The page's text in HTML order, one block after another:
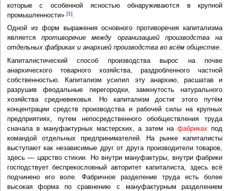
которые с особенной ясностью обнаруживаются в крупной
промышленности» [1].
Одной из форм выражения основного противоречия капитализма
являетсяпротиворечие между организацией производства на
отдельных фабриках и анархией производства во всём обществе.
Капиталистический способ производства вырос на почве
анархического товарного хозяйства, раздробленного частной
собственностью. Капитализм усилил эту анархию, расшатав и
разрушив феодальные перегородки, замкнутость натурального
хозяйства средневековья. Но капитализм достиг этого путём
концентрации средств производства и рабочей силы на крупных
предприятиях, путем непосредственного обобществления труда
сначала в мануфактурных мастерских, а затем нафабриках под
командой отдельных предпринимателей. На рынке капиталисты
выступают как независимые друг от друга производители товаров,
здесь — царство стихии. Но внутри мануфактуры, внутри фабрики
господствует беспрекословный авторитет капиталиста, здесь всё
подчинено его воле. Фабричное разделение труда есть более
высокая форма по сравнению с мануфактурным разделением